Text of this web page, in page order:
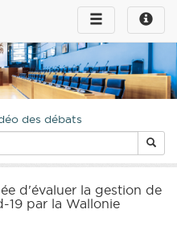
Toggle
infos
Toggle
navigation
des débats
d'évaluer la gestion de
19 par la Wallonie